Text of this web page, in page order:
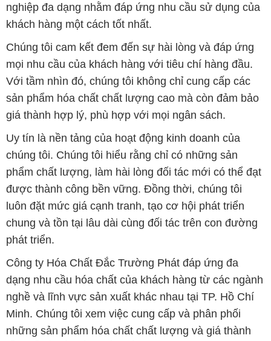
nghiệp đa dạng nhằm đáp ứng nhu cầu sử dụng của
khách hàng một cách tốt nhất.
Chúng tôi cam kết đem đến sự hài lòng và đáp ứng
mọi nhu cầu của khách hàng với tiêu chí hàng đầu.
Với tầm nhìn đó, chúng tôi không chỉ cung cấp các
sản phẩm hóa chất chất lượng cao mà còn đảm bảo
giá thành hợp lý, phù hợp với mọi ngân sách.
Uy tín là nền tảng của hoạt động kinh doanh của
chúng tôi. Chúng tôi hiểu rằng chỉ có những sản
phẩm chất lượng, làm hài lòng đối tác mới có thể đạt
được thành công bền vững. Đồng thời, chúng tôi
luôn đặt mức giá cạnh tranh, tạo cơ hội phát triển
chung và tồn tại lâu dài cùng đối tác trên con đường
phát triển.
Công ty Hóa Chất Đắc Trường Phát đáp ứng đa
dạng nhu cầu hóa chất của khách hàng từ các ngành
nghề và lĩnh vực sản xuất khác nhau tại TP. Hồ Chí
Minh. Chúng tôi xem việc cung cấp và phân phối
những sản phẩm hóa chất chất lượng và giá thành